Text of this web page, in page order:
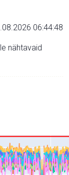
06:44:48
nähtavaid